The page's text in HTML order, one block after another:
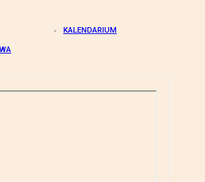
KALENDARIUM